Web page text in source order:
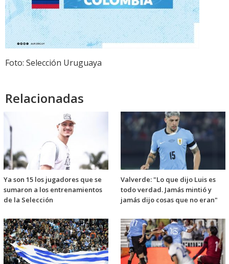
Foto: Selección Uruguaya
Relacionadas
Ya son 15 los jugadores que se
sumaron a los entrenamientos
de la Selección
Valverde: "Lo que dijo Luis es
todo verdad. Jamás mintió y
jamás dijo cosas que no eran"